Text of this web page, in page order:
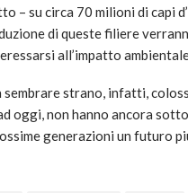
– su circa 70 milioni di capi
di queste filiere
all’impatto
sembrare strano, infatti,
oggi, non hanno ancora
generazioni un futuro